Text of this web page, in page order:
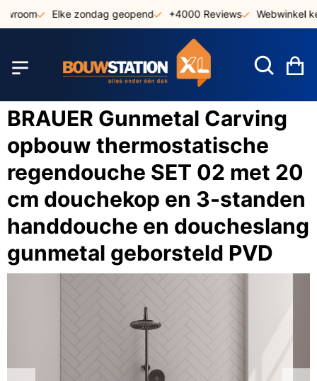
Elke zondag geopend +4000 Reviews Webwinkel
BRAUER Gunmetal Carving
opbouw thermostatische
regendouche SET 02 met 20
cm douchekop en 3-standen
handdouche en doucheslang
gunmetal geborsteld PVD